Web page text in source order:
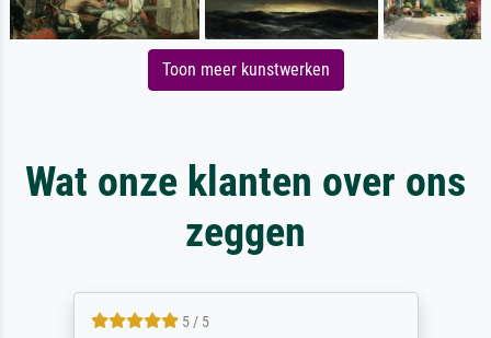
Toon meer kunstwerken
Wat onze klanten over ons
zeggen
5 / 5